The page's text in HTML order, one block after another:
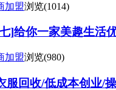
加盟浏览(1014)
]给你一家美趣生活
加盟浏览(980)
服回收/低成本创业/